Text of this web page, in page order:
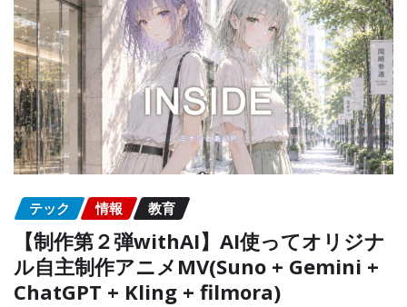
テック 情報 教育
【制作第２弾withAI】AI使ってオリジナ
ル自主制作アニメMV(Suno + Gemini +
ChatGPT + Kling + filmora)